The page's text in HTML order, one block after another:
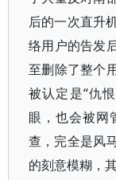
后的一次直升
络用户的告发
至删除了整个
被认定是“仇
眼，也会被网
查，完全是风
的刻意模糊，